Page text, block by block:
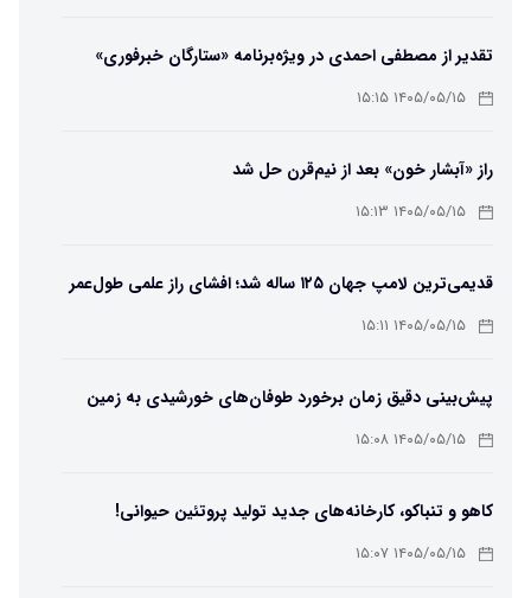
تقدیر از مصطفی احمدی در ویژه‌برنامه «ستارگان خبرفوری»
۱۴۰۵/۰۵/۱۵ ۱۵:۱۵
راز «آبشار خون» بعد از نیم‌قرن حل شد
۱۴۰۵/۰۵/۱۵ ۱۵:۱۳
قدیمی‌ترین لامپ جهان ۱۲۵ ساله شد؛ افشای راز علمی طول‌عمر
لامپ سنتنیال
۱۴۰۵/۰۵/۱۵ ۱۵:۱۱
پیش‌بینی دقیق زمان برخورد طوفان‌های خورشیدی به زمین
ممکن شد
۱۴۰۵/۰۵/۱۵ ۱۵:۰۸
کاهو و تنباکو، کارخانه‌های جدید تولید پروتئین حیوانی!
۱۴۰۵/۰۵/۱۵ ۱۵:۰۷